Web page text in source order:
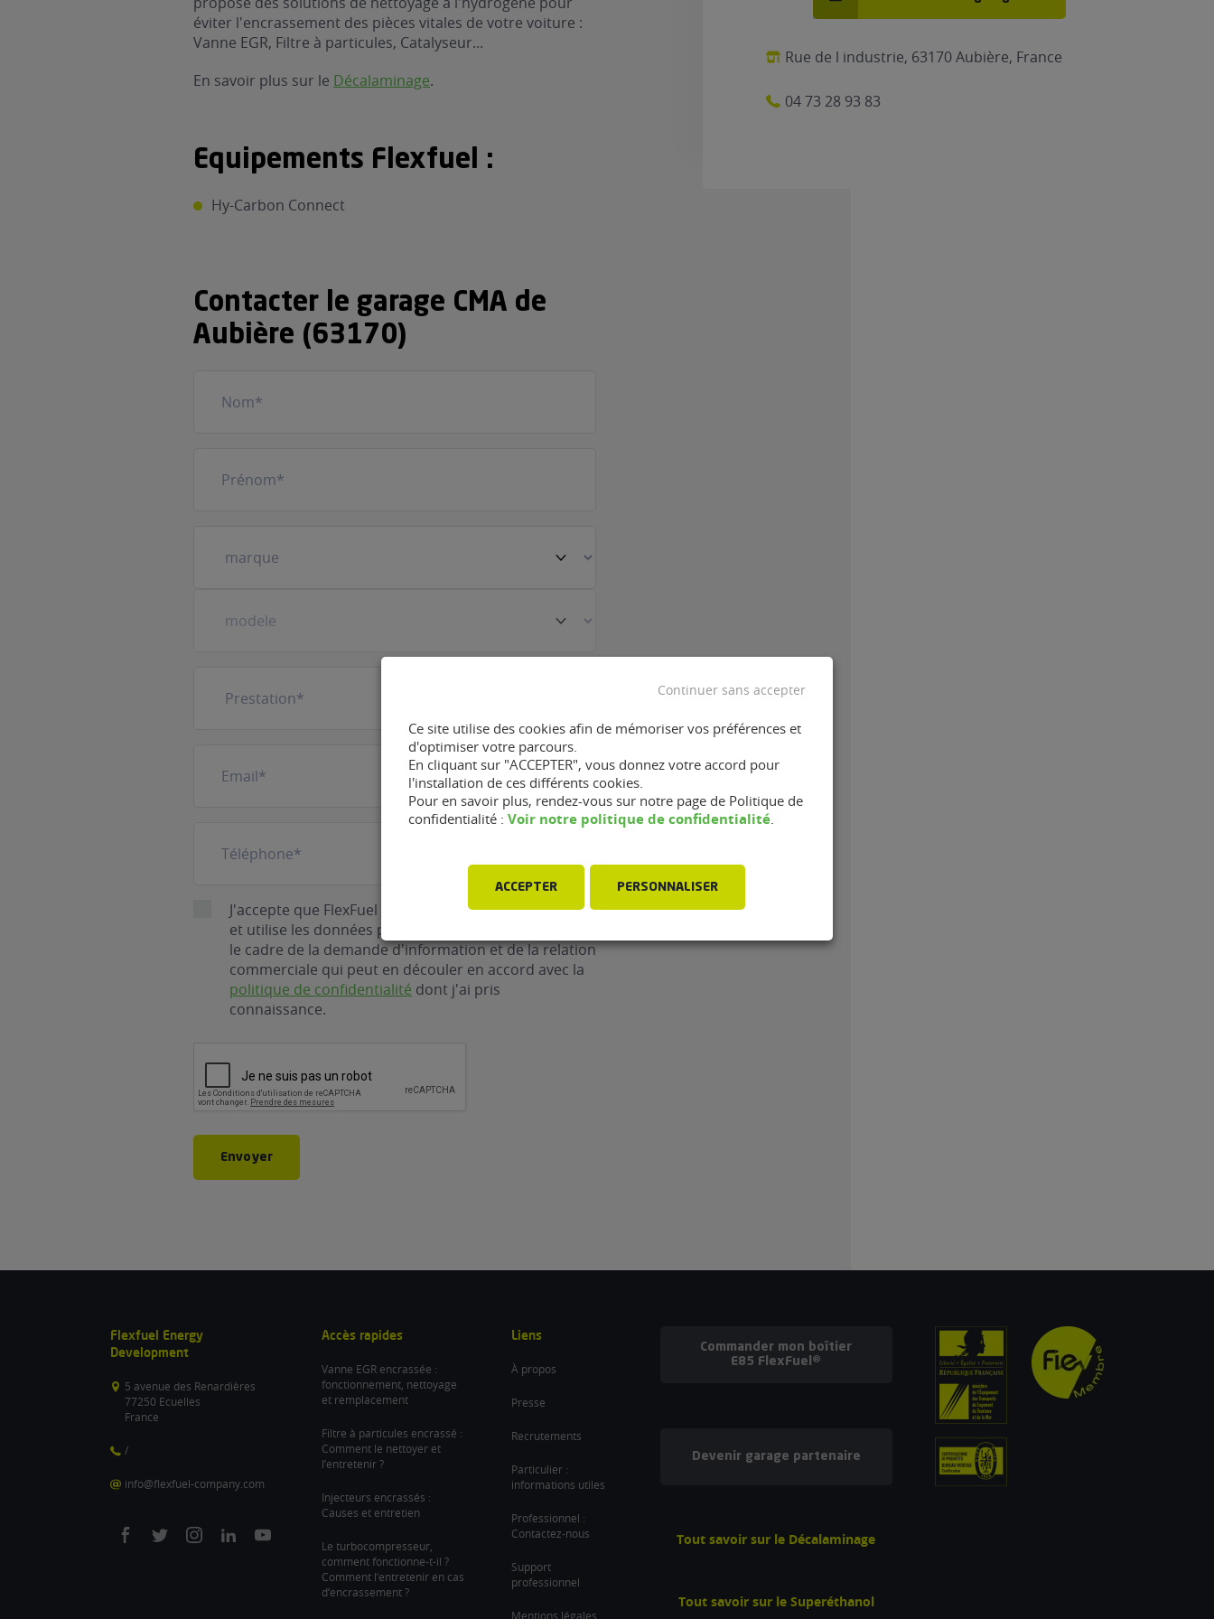
éviter l'encrassement des pièces vitales de votre voiture :
Vanne EGR, Filtre à particules, Catalyseur...
En savoir plus sur le Décalaminage.
Equipements Flexfuel :
Hy-Carbon Connect
Rue de l industrie, 63170 Aubière, France
04 73 28 93 83
Contacter le garage CMA de
Aubière (63170)
véhicule
mail(Nécessaire)
RGPD
J'accepte que FlexFuel Energy Development collecte
et utilise les données personnelles renseignées dans
le cadre de la demande d'information et de la relation
commerciale qui peut en découler en accord avec la
politique de confidentialité dont j'ai pris
connaissance.
Envoyer
Flexfuel Energy
Development
5 avenue des Renardières
77250 Ecuelles
France
/
info@flexfuel-company.com
On
On
On
On
On
Accès rapides
Vanne EGR encrassée :
fonctionnement, nettoyage
et remplacement
Filtre à particules encrassé :
Comment le nettoyer et
l’entretenir ?
Injecteurs encrassés :
Causes et entretien
Le turbocompresseur,
comment fonctionne-t-il ?
Comment l’entretenir en cas
d’encrassement ?
Liens
À propos
Presse
Recrutements
Particulier :
informations utiles
Professionnel :
Contactez-nous
Support
professionnel
Mentions légales
Commander mon boîtier
E85 FlexFuel®
Devenir garage partenaire
Tout savoir sur le Décalaminage
Tout savoir sur le Superéthanol
Ce site utilise des cookies afin de mémoriser vos préférences et
d'optimiser votre parcours.
En cliquant sur "ACCEPTER", vous donnez votre accord pour
l'installation de ces différents cookies.
Pour en savoir plus, rendez-vous sur notre page de Politique de
confidentialité : Voir notre politique de confidentialité
ACCEPTER PERSONNALISER
Continuer sans accepter